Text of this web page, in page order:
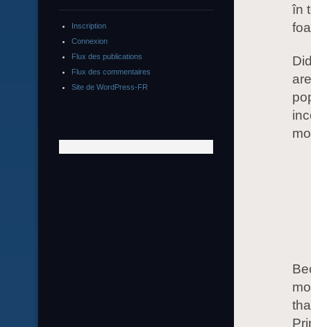
în
Inscription
Connexion
Flux des publications
Flux des commentaires
Site de WordPress-FR